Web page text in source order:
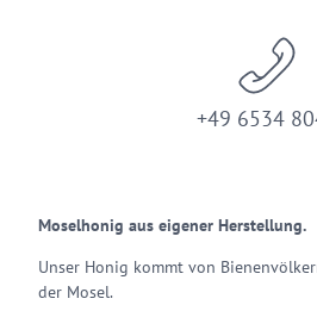
+49 6534
Moselhonig aus eigener Herstellung.
Unser Honig kommt von
der Mosel.